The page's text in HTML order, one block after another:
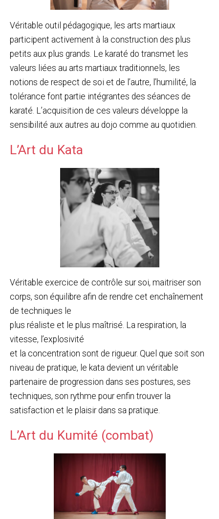
Véritable outil pédagogique, les arts martiaux
participent activement à la construction des plus
petits aux plus grands. Le karaté do transmet les
valeurs liées au arts martiaux traditionnels, les
notions de respect de soi et de l’autre, l’humilité, la
tolérance font partie intégrantes des séances de
karaté. L’acquisition de ces valeurs développe la
sensibilité aux autres au dojo comme au quotidien.
L’Art du Kata
Véritable exercice de contrôle sur soi, maitriser son
corps, son équilibre afin de rendre cet enchaînement
de techniques le
plus réaliste et le plus maîtrisé. La respiration, la
vitesse, l’explosivité
et la concentration sont de rigueur. Quel que soit son
niveau de pratique, le kata devient un véritable
partenaire de progression dans ses postures, ses
techniques, son rythme pour enfin trouver la
satisfaction et le plaisir dans sa pratique.
L’Art du Kumité (combat)